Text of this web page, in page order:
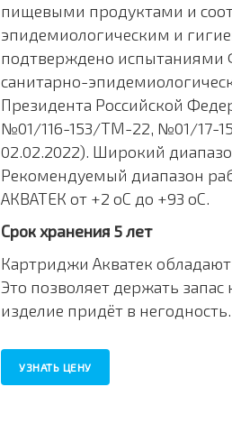
пищевыми продуктами и
эпидемиологическим и
подтверждено испытаниями
санитарно-
Президента Российской
№01/116-153/ТМ-22, №01/17-
02.02.2022). Широкий
Рекомендуемый диапазон
АКВАТЕК от +2 оС до +93 оС.
Срок хранения 5 лет
Картриджи Акватек
Это позволяет держать
изделие придёт в негодность.
УЗНАТЬ ЦЕНУ